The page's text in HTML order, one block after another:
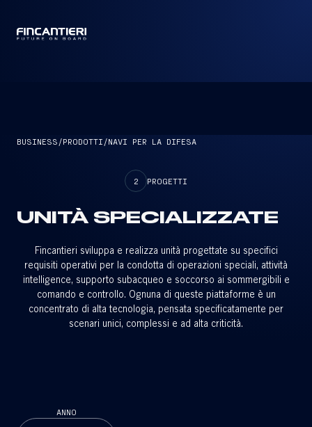
BUSINESS /PRODOTTI /NAVI PER LA DIFESA
2 PROGETTI
UNITÀ SPECIALIZZATE
Fincantieri sviluppa e realizza unità progettate su specifici
requisiti operativi per la condotta di operazioni speciali, attività
intelligence, supporto subacqueo e soccorso ai sommergibili e
comando e controllo. Ognuna di queste piattaforme è un
concentrato di alta tecnologia, pensata specificatamente per
scenari unici, complessi e ad alta criticità.
ANNO